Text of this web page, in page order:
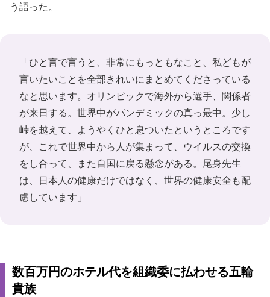
う語った。
「ひと言で言うと、非常にもっともなこと、私どもが
言いたいことを全部きれいにまとめてくださっている
なと思います。オリンピックで海外から選手、関係者
が来日する。世界中がパンデミックの真っ最中。少し
峠を越えて、ようやくひと息ついたというところです
が、これで世界中から人が集まって、ウイルスの交換
をし合って、また自国に戻る懸念がある。尾身先生
は、日本人の健康だけではなく、世界の健康安全も配
慮しています」
数百万円のホテル代を組織委に払わせる五輪
貴族